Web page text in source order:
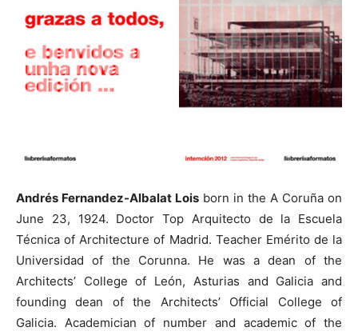
Andrés Fernandez-Albalat Lois born in the A Coruña on
June 23, 1924. Doctor Top Arquitecto de la Escuela
Técnica of Architecture of Madrid. Teacher Emérito de la
Universidad of the Corunna. He was a dean of the
Architects’ College of León, Asturias and Galicia and
founding dean of the Architects’ Official College of
Galicia. Academician of number and academic of the